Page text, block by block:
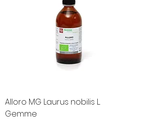
Alloro MG Laurus nobilis L.
Gemme